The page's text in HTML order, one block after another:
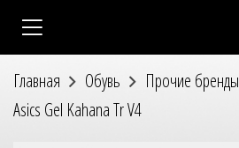
Главная Обувь Прочие бренды
Asics Gel Kahana Tr V4